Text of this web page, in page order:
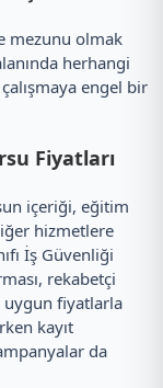
mezunu olmak
herhangi
engel bir
Fiyatları
içeriği, eğitim
hizmetlere
İş Güvenliği
rekabetçi
uygun fiyatlarla
kayıt
da